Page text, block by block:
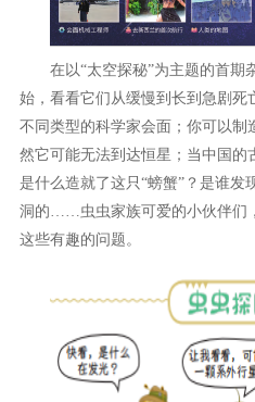
在以“太空探秘”为主题的首期
始，看看它们从缓慢到长到急剧死
不同类型的科学家会面；你可以制
然它可能无法到达恒星；当中国的
是什么造就了这只“螃蟹”？是谁发
洞的……虫虫家族可爱的小伙伴们
这些有趣的问题。